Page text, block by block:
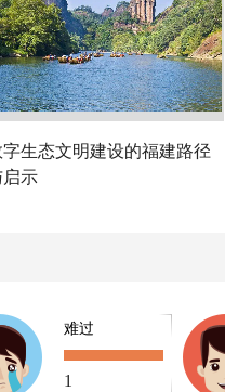
字生态文明建设的福建路径
启示
难过
1